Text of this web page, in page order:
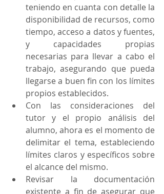
teniendo en cuanta con detalle la
disponibilidad de recursos, como
tiempo, acceso a datos y fuentes,
y capacidades propias
necesarias para llevar a cabo el
trabajo, asegurando que pueda
llegarse a buen fin con los límites
propios establecidos.
Con las consideraciones del
tutor y el propio análisis del
alumno, ahora es el momento de
delimitar el tema, estableciendo
límites claros y específicos sobre
el alcance del mismo.
Revisar la documentación
existente a fin de asegurar que